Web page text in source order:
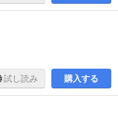
試し読み 購入する